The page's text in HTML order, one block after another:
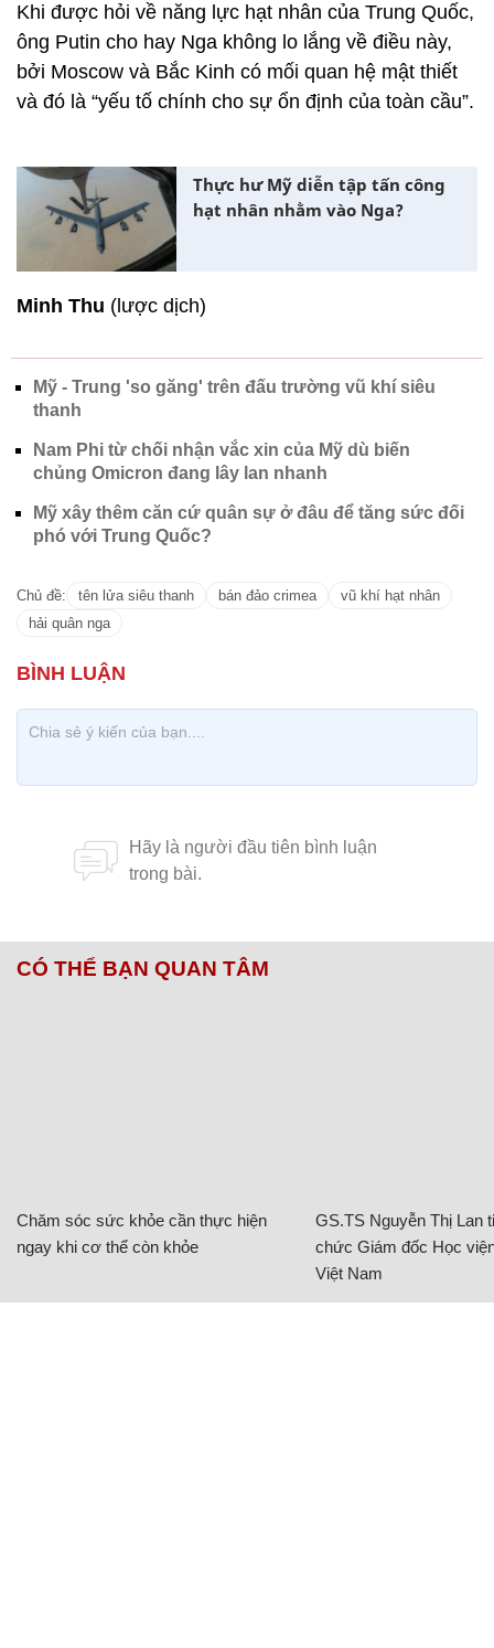
Khi được hỏi về năng lực hạt nhân của Trung Quốc,
ông Putin cho hay Nga không lo lắng về điều này,
bởi Moscow và Bắc Kinh có mối quan hệ mật thiết
và đó là “yếu tố chính cho sự ổn định của toàn cầu”.
Thực hư Mỹ diễn tập tấn công
hạt nhân nhằm vào Nga?
Minh Thu (lược dịch)
Mỹ - Trung 'so găng' trên đấu trường vũ khí siêu
thanh
Nam Phi từ chối nhận vắc xin của Mỹ dù biến
chủng Omicron đang lây lan nhanh
Mỹ xây thêm căn cứ quân sự ở đâu để tăng sức đối
phó với Trung Quốc?
Chủ đề: tên lửa siêu thanh bán đảo crimea
vũ khí hạt nhân
hải quân nga
CÓ THỂ BẠN QUAN TÂM
Chăm sóc sức khỏe cần thực hiện
ngay khi cơ thể còn khỏe
GS.TS Nguyễn Thị Lan
chức Giám đốc Học
Việt Nam